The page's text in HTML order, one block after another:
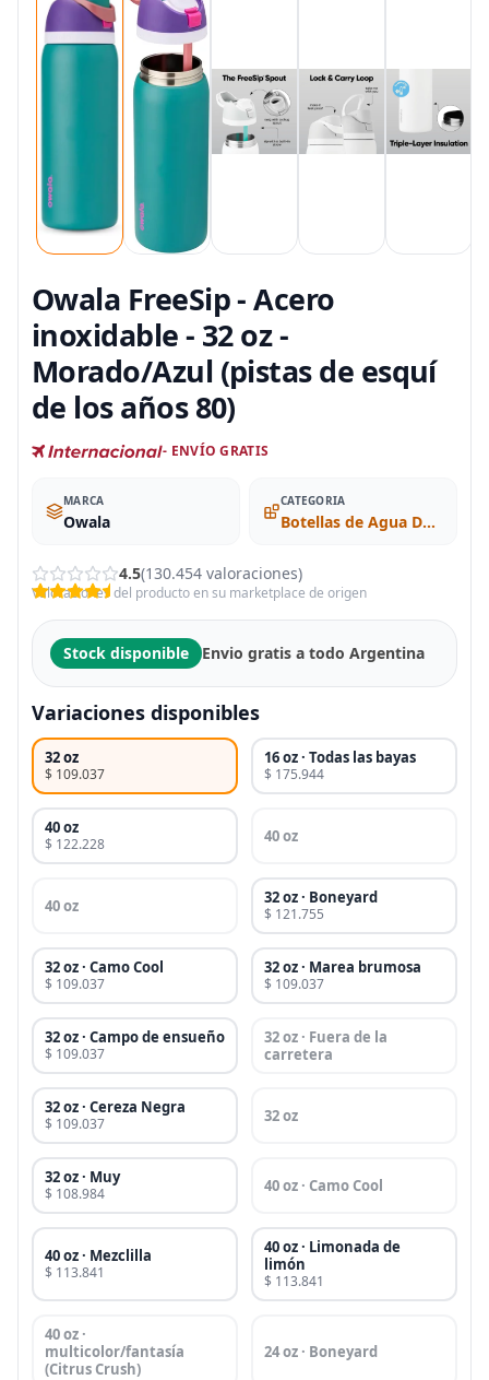
Owala FreeSip - Acero
inoxidable - 32 oz -
Morado/Azul (pistas de esquí
de los años 80)
- ENVÍO GRATIS
MARCA
Owala
CATEGORIA
Botellas de Agua Deportivas
4.5(130.454 valoraciones)
Valoraciones del producto en su marketplace de origen
Stock disponible Envio gratis a todo Argentina
Variaciones disponibles
32 oz
$ 109.037
16 oz · Todas las bayas
$ 175.944
40 oz
$ 122.228 40 oz
40 oz 32 oz · Boneyard
$ 121.755
32 oz · Camo Cool
$ 109.037
32 oz · Marea brumosa
$ 109.037
32 oz · Campo de ensueño
$ 109.037
32 oz · Fuera de la
carretera
32 oz · Cereza Negra
$ 109.037 32 oz
32 oz · Muy
$ 108.984 40 oz · Camo Cool
40 oz · Mezclilla
$ 113.841
40 oz · Limonada de
limón
$ 113.841
40 oz ·
multicolor/fantasía
(Citrus Crush)
24 oz · Boneyard